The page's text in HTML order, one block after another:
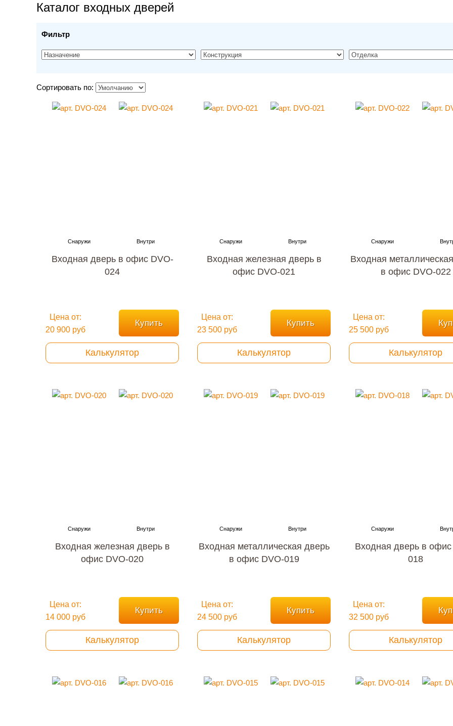
Каталог входных дверей
Фильтр
Сортировать по:
Входная дверь в офис DVO-
024
Цена от:
20 900 руб
Купить
Калькулятор
Входная железная дверь в
офис DVO-021
Цена от:
23 500 руб
Купить
Калькулятор
Входная
в офис DVO-022
Цена от:
25 500 руб
Калькулятор
Входная железная дверь в
офис DVO-020
Цена от:
14 000 руб
Купить
Калькулятор
Входная металлическая дверь
в офис DVO-019
Цена от:
24 500 руб
Купить
Калькулятор
Входная дверь в офис
018
Цена от:
32 500 руб
Калькулятор